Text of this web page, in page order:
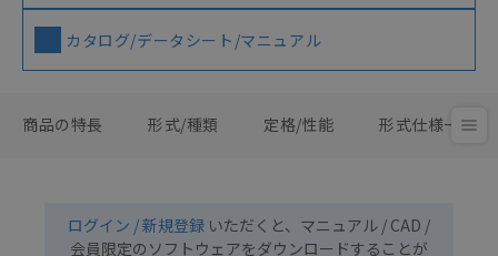
カタログ/データシート/マニュアル
商品の特長 形式/種類 定格/性能 形式仕様一覧
ログイン / 新規登録 いただくと、マニュアル / CAD /
会員限定のソフトウェアをダウンロードすることが